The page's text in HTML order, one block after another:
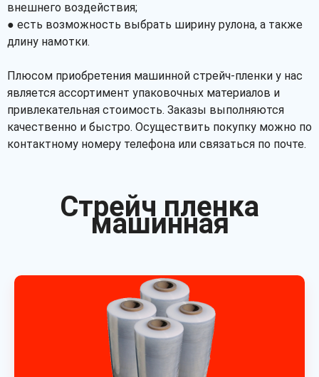
внешнего воздействия;
● есть возможность выбрать ширину рулона, а также
длину намотки.
Плюсом приобретения машинной стрейч-пленки у нас
является ассортимент упаковочных материалов и
привлекательная стоимость. Заказы выполняются
качественно и быстро. Осуществить покупку можно по
контактному номеру телефона или связаться по почте.
Стрейч пленка
машинная